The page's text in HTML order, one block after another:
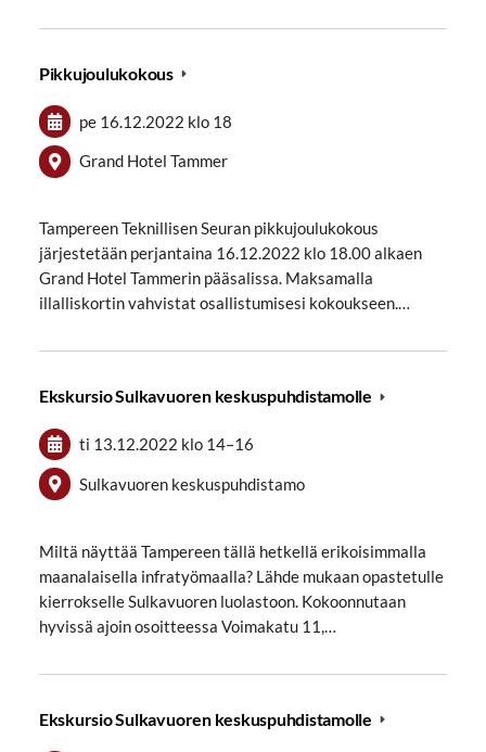
Pikkujoulukokous
pe 16.12.2022 klo 18
Grand Hotel Tammer
Tampereen Teknillisen Seuran pikkujoulukokous
järjestetään perjantaina 16.12.2022 klo 18.00 alkaen
Grand Hotel Tammerin pääsalissa. Maksamalla
illalliskortin vahvistat osallistumisesi kokoukseen.…
Ekskursio Sulkavuoren keskuspuhdistamolle
ti 13.12.2022 klo 14–16
Sulkavuoren keskuspuhdistamo
Miltä näyttää Tampereen tällä hetkellä erikoisimmalla
maanalaisella infratyömaalla? Lähde mukaan opastetulle
kierrokselle Sulkavuoren luolastoon. Kokoonnutaan
hyvissä ajoin osoitteessa Voimakatu 11,…
Ekskursio Sulkavuoren keskuspuhdistamolle